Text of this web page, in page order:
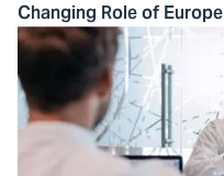
Changing Role of Europe